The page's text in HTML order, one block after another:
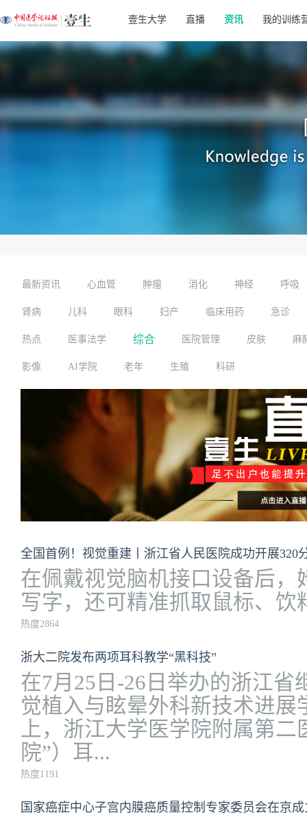
壹生大学 直播 资讯 我的训练
最新资讯 心血管 肿瘤 消化 神经 呼吸
肾病 儿科 眼科 妇产 临床用药 急诊
热点 医事法学 综合 医院管理 皮肤 麻
影像 AI学院 老年 生殖 科研
全国首例！视觉重建丨浙江省人民医院成功开展
在佩戴视觉脑机接口设备后，
写字，还可精准抓取鼠标、饮
热度2864
浙大二院发布两项耳科教学“黑科技”
在7月25日-26日举办的浙江省
觉植入与眩晕外科新技术进展
上，浙江大学医学院附属第二
院”）耳...
热度1191
国家癌症中心子宫内膜癌质量控制专家委员会在京成